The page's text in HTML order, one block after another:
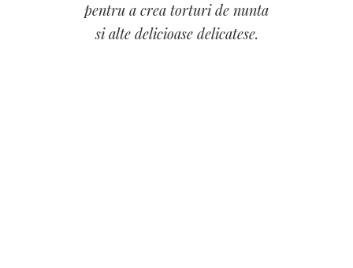
pentru a crea torturi de nunta
si alte delicioase delicatese.